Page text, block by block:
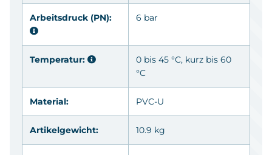
Arbeitsdruck (PN): 6 bar
Temperatur:
0 bis 45 °C, kurz bis 60
°C
Material: PVC-U
Artikelgewicht: 10.9 kg